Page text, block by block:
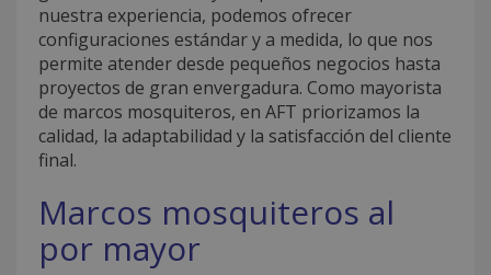
nuestra experiencia, podemos ofrecer
configuraciones estándar y a medida, lo que nos
permite atender desde pequeños negocios hasta
proyectos de gran envergadura. Como mayorista
de marcos mosquiteros, en AFT priorizamos la
calidad, la adaptabilidad y la satisfacción del cliente
final.
Marcos mosquiteros al
por mayor